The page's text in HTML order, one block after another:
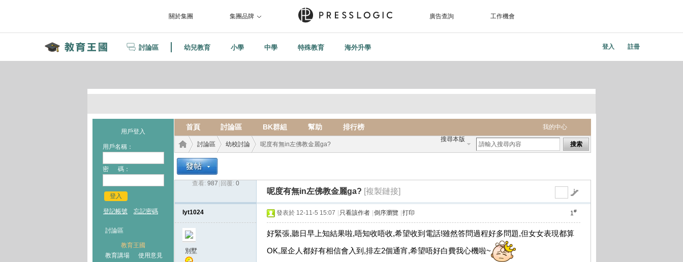
關於集團 集團品牌 廣告查詢 工作機會
討論區 幼兒教育 小學 中學 特殊教育 海外升學 登入 註冊
用戶登入
用戶名稱：
密 碼：
登入
登記帳號 忘記密碼
討論區
教育王國
教育講場
使用意見
我的中心
首頁 討論區 BK群組 幫助 排行榜
搜尋本版
搜索
討論區
›
幼校討論 呢度有無in左佛教金麗ga?
查看: 987 回覆: 0
呢度有無in左佛教金麗ga? [複製鏈接]
lyt1024
別墅
1#
發表於 12-11-5 15:07 只看該作者 倒序瀏覽 打印
好緊張,聽日早上知結果啦,唔知收唔收,希望收到電話!雖然答問過程好多問題,但女女表現都算
OK,屋企人都好有相信會入到,排左2個通宵,希望唔好白費我心機啦~